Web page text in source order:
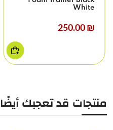
White
₪ 250.00
منتجات قد تعجبك أيضًا